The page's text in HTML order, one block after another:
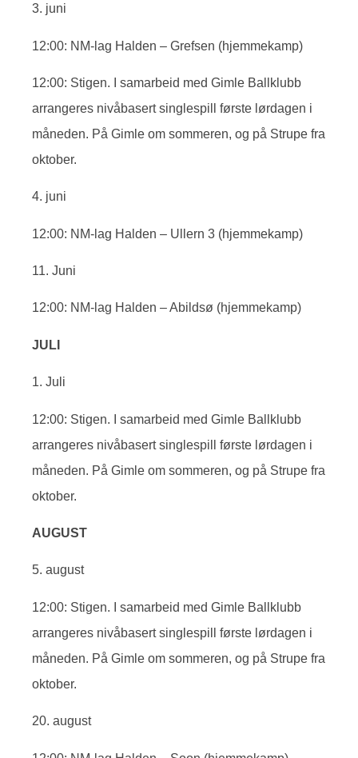
3. juni
12:00: NM-lag Halden – Grefsen (hjemmekamp)
12:00: Stigen. I samarbeid med Gimle Ballklubb
arrangeres nivåbasert singlespill første lørdagen i
måneden. På Gimle om sommeren, og på Strupe fra
oktober.
4. juni
12:00: NM-lag Halden – Ullern 3 (hjemmekamp)
11. Juni
12:00: NM-lag Halden – Abildsø (hjemmekamp)
JULI
1. Juli
12:00: Stigen. I samarbeid med Gimle Ballklubb
arrangeres nivåbasert singlespill første lørdagen i
måneden. På Gimle om sommeren, og på Strupe fra
oktober.
AUGUST
5. august
12:00: Stigen. I samarbeid med Gimle Ballklubb
arrangeres nivåbasert singlespill første lørdagen i
måneden. På Gimle om sommeren, og på Strupe fra
oktober.
20. august